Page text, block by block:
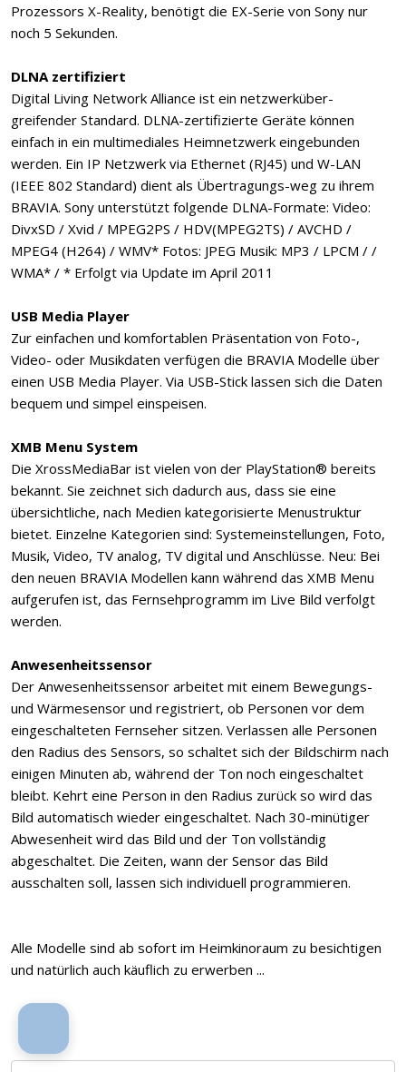
Prozessors X-Reality, benötigt die EX-Serie von Sony nur
noch 5 Sekunden.
DLNA zertifiziert
Digital Living Network Alliance ist ein netzwerküber-
greifender Standard. DLNA-zertifizierte Geräte können
einfach in ein multimediales Heimnetzwerk eingebunden
werden. Ein IP Netzwerk via Ethernet (RJ45) und W-LAN
(IEEE 802 Standard) dient als Übertragungs-weg zu ihrem
BRAVIA. Sony unterstützt folgende DLNA-Formate: Video:
DivxSD / Xvid / MPEG2PS / HDV(MPEG2TS) / AVCHD /
MPEG4 (H264) / WMV* Fotos: JPEG Musik: MP3 / LPCM / /
WMA* / * Erfolgt via Update im April 2011
USB Media Player
Zur einfachen und komfortablen Präsentation von Foto-,
Video- oder Musikdaten verfügen die BRAVIA Modelle über
einen USB Media Player. Via USB-Stick lassen sich die Daten
bequem und simpel einspeisen.
XMB Menu System
Die XrossMediaBar ist vielen von der PlayStation® bereits
bekannt. Sie zeichnet sich dadurch aus, dass sie eine
übersichtliche, nach Medien kategorisierte Menustruktur
bietet. Einzelne Kategorien sind: Systemeinstellungen, Foto,
Musik, Video, TV analog, TV digital und Anschlüsse. Neu: Bei
den neuen BRAVIA Modellen kann während das XMB Menu
aufgerufen ist, das Fernsehprogramm im Live Bild verfolgt
werden.
Anwesenheitssensor
Der Anwesenheitssensor arbeitet mit einem Bewegungs-
und Wärmesensor und registriert, ob Personen vor dem
eingeschalteten Fernseher sitzen. Verlassen alle Personen
den Radius des Sensors, so schaltet sich der Bildschirm nach
einigen Minuten ab, während der Ton noch eingeschaltet
bleibt. Kehrt eine Person in den Radius zurück so wird das
Bild automatisch wieder eingeschaltet. Nach 30-minütiger
Abwesenheit wird das Bild und der Ton vollständig
abgeschaltet. Die Zeiten, wann der Sensor das Bild
ausschalten soll, lassen sich individuell programmieren.
Alle Modelle sind ab sofort im Heimkinoraum zu besichtigen
und natürlich auch käuflich zu erwerben ...